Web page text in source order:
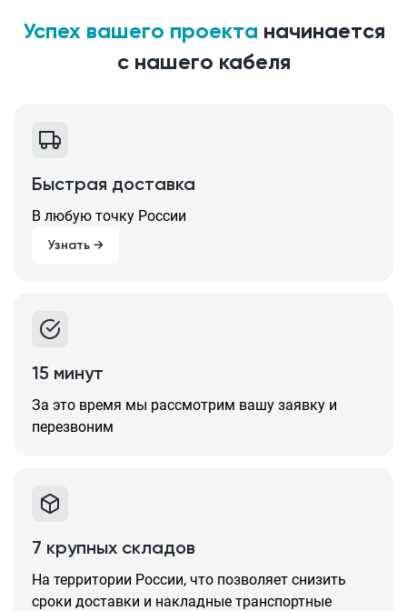
Успех вашего проекта начинается
с нашего кабеля
Быстрая доставка
В любую точку России
Узнать →
15 минут
За это время мы рассмотрим вашу заявку и
перезвоним
7 крупных складов
На территории России, что позволяет снизить
сроки доставки и накладные транспортные